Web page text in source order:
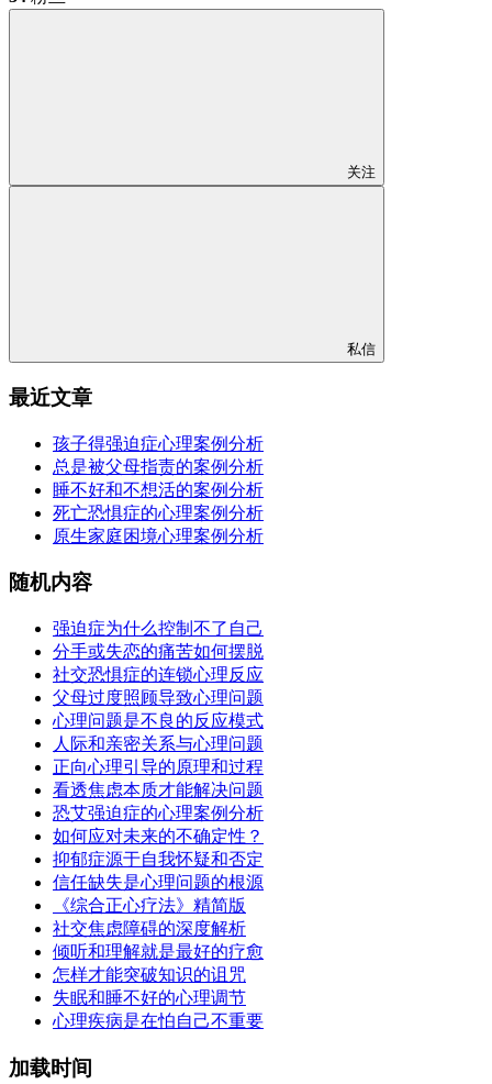
关注
私信
最近文章
孩子得强迫症心理案例分析
总是被父母指责的案例分析
睡不好和不想活的案例分析
死亡恐惧症的心理案例分析
原生家庭困境心理案例分析
随机内容
强迫症为什么控制不了自己
分手或失恋的痛苦如何摆脱
社交恐惧症的连锁心理反应
父母过度照顾导致心理问题
心理问题是不良的反应模式
人际和亲密关系与心理问题
正向心理引导的原理和过程
看透焦虑本质才能解决问题
恐艾强迫症的心理案例分析
如何应对未来的不确定性？
抑郁症源于自我怀疑和否定
信任缺失是心理问题的根源
《综合正心疗法》精简版
社交焦虑障碍的深度解析
倾听和理解就是最好的疗愈
怎样才能突破知识的诅咒
失眠和睡不好的心理调节
心理疾病是在怕自己不重要
加载时间